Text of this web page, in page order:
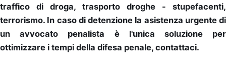
traffico di droga, trasporto droghe - stupefacenti,
terrorismo. In caso di detenzione la asistenza urgente di
un avvocato penalista è l'unica soluzione per
ottimizzare i tempi della difesa penale, contattaci.